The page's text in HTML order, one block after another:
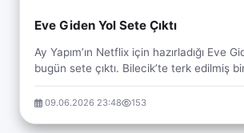
Eve Giden Yol Sete Çıktı
Ay Yapım’ın Netflix için hazırladığı Eve
bugün sete çıktı. Bilecik’te terk edilmiş
çekilecek olan dizinin yönetmen
09.06.2026 23:48 153